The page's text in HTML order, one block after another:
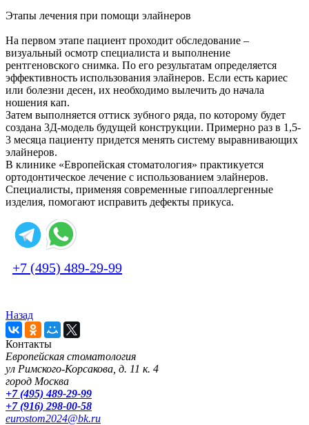
Этапы лечения при помощи элайнеров
На первом этапе пациент проходит обследование –
визуальный осмотр специалиста и выполнение
рентгеновского снимка. По его результатам определяется
эффективность использования элайнеров. Если есть кариес
или болезни десен, их необходимо вылечить до начала
ношения кап.
Затем выполняется оттиск зубного ряда, по которому будет
создана 3Д-модель будущей конструкции. Примерно раз в 1,5-
3 месяца пациенту придется менять систему выравнивающих
элайнеров.
В клинике «Европейская стоматология» практикуется
ортодонтическое лечение с использованием элайнеров.
Специалисты, применяя современные гипоаллергенные
изделия, помогают исправить дефекты прикуса.
+7 (495) 489-29-99
Назад
Контакты
Европейская стоматология
ул Римского-Корсакова, д. 11 к. 4
город Москва
+7 (495) 489-29-99
+7 (916) 298-00-58
eurostom2024@bk.ru